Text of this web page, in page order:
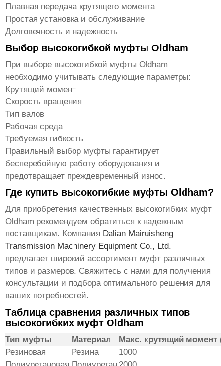
Плавная передача крутящего момента
Простая установка и обслуживание
Долговечность и надежность
Выбор высокогибкой муфты Oldham
При выборе высокогибкой муфты Oldham
необходимо учитывать следующие параметры:
Крутящий момент
Скорость вращения
Тип валов
Рабочая среда
Требуемая гибкость
Правильный выбор муфты гарантирует
бесперебойную работу оборудования и
предотвращает преждевременный износ.
Где купить высокогибкие муфты Oldham?
Для приобретения качественных высокогибких муфт
Oldham рекомендуем обратиться к надежным
поставщикам. Компания Dalian Mairuisheng
Transmission Machinery Equipment Co., Ltd.
предлагает широкий ассортимент муфт различных
типов и размеров. Свяжитесь с нами для получения
консультации и подбора оптимального решения для
ваших потребностей.
Таблица сравнения различных типов
высокогибких муфт Oldham
Тип муфты Материал
Макс. крутящий момент
Резиновая
Резина
1000